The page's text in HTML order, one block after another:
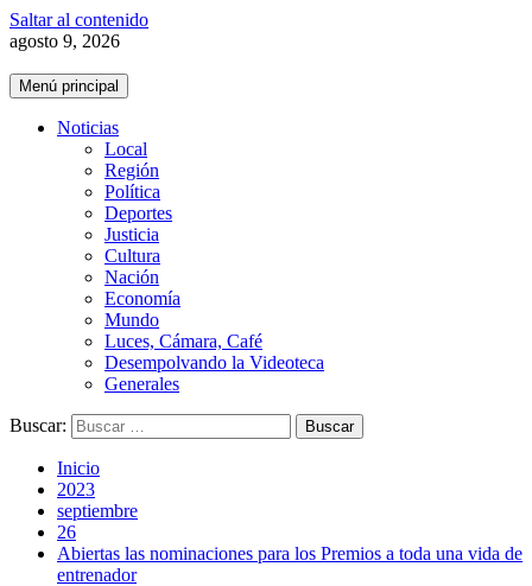
Saltar al contenido
agosto 9, 2026
Menú principal
Noticias
Local
Región
Política
Deportes
Justicia
Cultura
Nación
Economía
Mundo
Luces, Cámara, Café
Desempolvando la Videoteca
Generales
Buscar:
Inicio
2023
septiembre
26
Abiertas las nominaciones para los Premios a toda una vida de
entrenador